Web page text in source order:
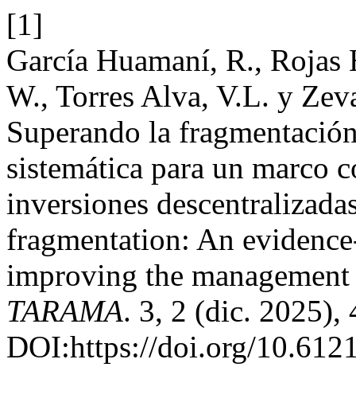
[1]
García Huamaní, R., Rojas
W., Torres Alva, V.L. y
Superando la
sistemática para un marco
inversiones
fragmentation: An
improving the
TARAMA. 3, 2 (dic. 2025),
DOI:https://doi.org/